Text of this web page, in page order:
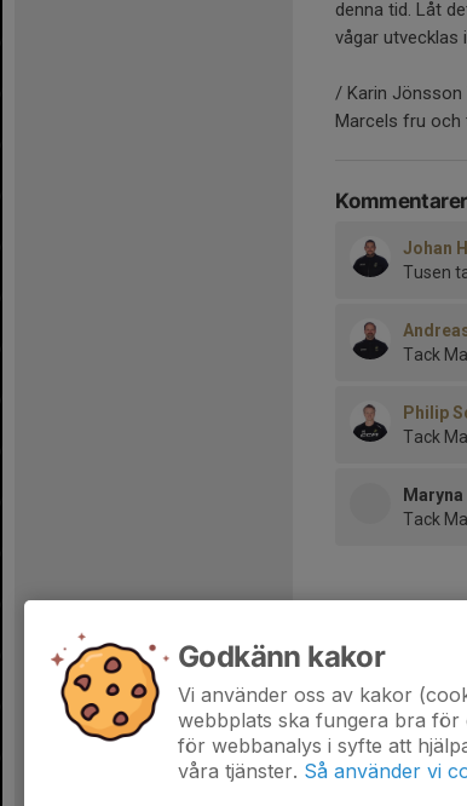
denna tid. Låt
vågar utvecklas
/ Karin Jönsson
Marcels fru och
Kommentarer
Johan
Tusen
Tack
Philip
Tack
Tack
21
Godkänn kakor
Vi använder oss av kakor
webbplats ska fungera bra för
för webbanalys i syfte att
våra tjänster. Så använder vi